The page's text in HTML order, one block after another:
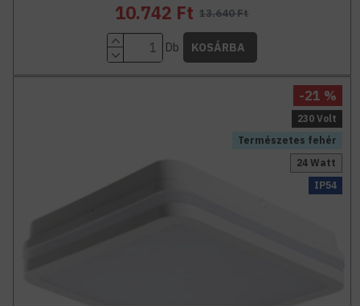
10.742 Ft 13.640 Ft
Db KOSÁRBA
Természetes fehér
230 Volt
IP54
24 Watt
-21 %